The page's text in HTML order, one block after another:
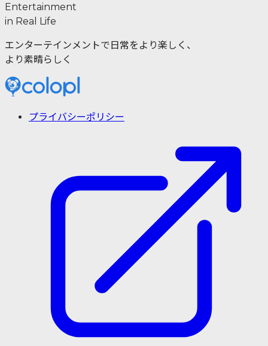
Entertainment
in Real Life
エンターテインメントで日常をより楽しく、
より素晴らしく
プライバシーポリシー